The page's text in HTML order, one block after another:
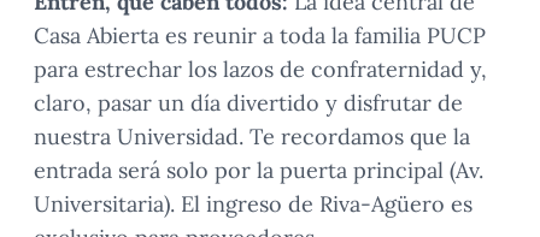
Casa Abierta es reunir a toda la familia PUCP
para estrechar los lazos de confraternidad y,
claro, pasar un día divertido y disfrutar de
nuestra Universidad. Te recordamos que la
entrada será solo por la puerta principal (Av.
Universitaria). El ingreso de Riva-Agüero es